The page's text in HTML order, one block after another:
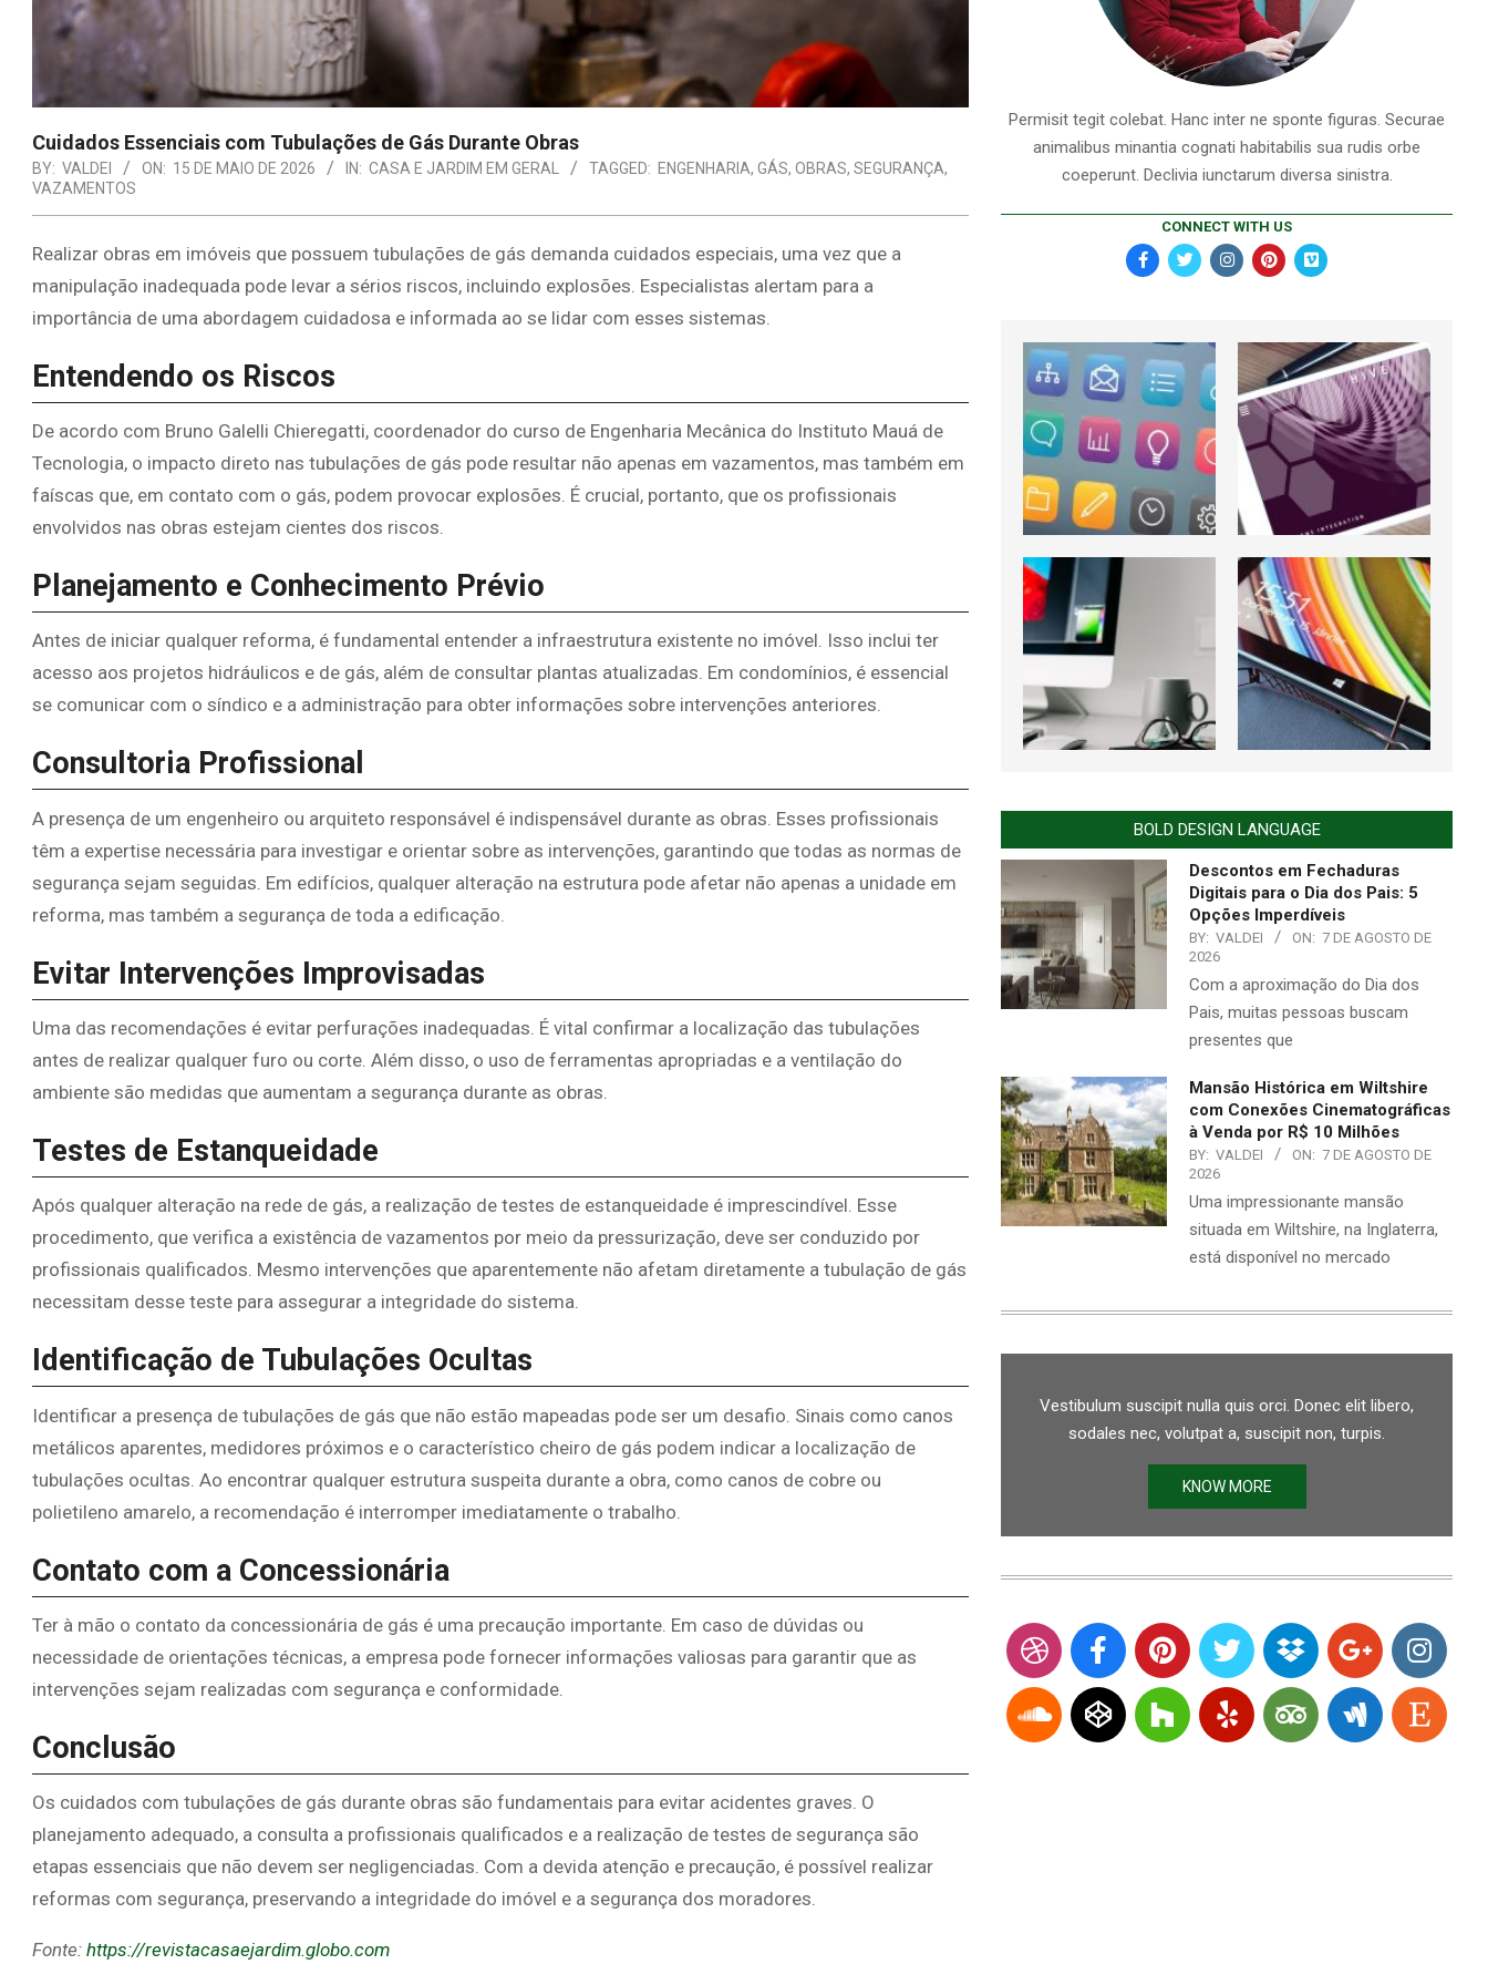
Cuidados Essenciais com Tubulações de Gás Durante Obras
BY: VALDEI ON: 15 DE MAIO DE 2026 IN: CASA E JARDIM EM GERAL TAGGED: ENGENHARIA, GÁS, OBRAS, SEGURANÇA,
VAZAMENTOS
Realizar obras em imóveis que possuem tubulações de gás demanda cuidados especiais, uma vez que a
manipulação inadequada pode levar a sérios riscos, incluindo explosões. Especialistas alertam para a
importância de uma abordagem cuidadosa e informada ao se lidar com esses sistemas.
Entendendo os Riscos
De acordo com Bruno Galelli Chieregatti, coordenador do curso de Engenharia Mecânica do Instituto Mauá de
Tecnologia, o impacto direto nas tubulações de gás pode resultar não apenas em vazamentos, mas também em
faíscas que, em contato com o gás, podem provocar explosões. É crucial, portanto, que os profissionais
envolvidos nas obras estejam cientes dos riscos.
Planejamento e Conhecimento Prévio
Antes de iniciar qualquer reforma, é fundamental entender a infraestrutura existente no imóvel. Isso inclui ter
acesso aos projetos hidráulicos e de gás, além de consultar plantas atualizadas. Em condomínios, é essencial
se comunicar com o síndico e a administração para obter informações sobre intervenções anteriores.
Consultoria Profissional
A presença de um engenheiro ou arquiteto responsável é indispensável durante as obras. Esses profissionais
têm a expertise necessária para investigar e orientar sobre as intervenções, garantindo que todas as normas de
segurança sejam seguidas. Em edifícios, qualquer alteração na estrutura pode afetar não apenas a unidade em
reforma, mas também a segurança de toda a edificação.
Evitar Intervenções Improvisadas
Uma das recomendações é evitar perfurações inadequadas. É vital confirmar a localização das tubulações
antes de realizar qualquer furo ou corte. Além disso, o uso de ferramentas apropriadas e a ventilação do
ambiente são medidas que aumentam a segurança durante as obras.
Testes de Estanqueidade
Após qualquer alteração na rede de gás, a realização de testes de estanqueidade é imprescindível. Esse
procedimento, que verifica a existência de vazamentos por meio da pressurização, deve ser conduzido por
profissionais qualificados. Mesmo intervenções que aparentemente não afetam diretamente a tubulação de gás
necessitam desse teste para assegurar a integridade do sistema.
Identificação de Tubulações Ocultas
Identificar a presença de tubulações de gás que não estão mapeadas pode ser um desafio. Sinais como canos
metálicos aparentes, medidores próximos e o característico cheiro de gás podem indicar a localização de
tubulações ocultas. Ao encontrar qualquer estrutura suspeita durante a obra, como canos de cobre ou
polietileno amarelo, a recomendação é interromper imediatamente o trabalho.
Contato com a Concessionária
Ter à mão o contato da concessionária de gás é uma precaução importante. Em caso de dúvidas ou
necessidade de orientações técnicas, a empresa pode fornecer informações valiosas para garantir que as
intervenções sejam realizadas com segurança e conformidade.
Conclusão
Os cuidados com tubulações de gás durante obras são fundamentais para evitar acidentes graves. O
planejamento adequado, a consulta a profissionais qualificados e a realização de testes de segurança são
etapas essenciais que não devem ser negligenciadas. Com a devida atenção e precaução, é possível realizar
reformas com segurança, preservando a integridade do imóvel e a segurança dos moradores.
Fonte: https://revistacasaejardim.globo.com
Permisit tegit colebat. Hanc inter ne sponte figuras. Securae
animalibus minantia cognati habitabilis sua rudis orbe
coeperunt. Declivia iunctarum diversa sinistra.
CONNECT WITH US
BOLD DESIGN LANGUAGE
Descontos em Fechaduras
Digitais para o Dia dos Pais: 5
Opções Imperdíveis
BY: VALDEI ON: 7 DE AGOSTO DE
2026
Com a aproximação do Dia dos
Pais, muitas pessoas buscam
presentes que
Mansão Histórica em Wiltshire
com Conexões Cinematográficas
à Venda por R$ 10 Milhões
BY: VALDEI ON: 7 DE AGOSTO DE
2026
Uma impressionante mansão
situada em Wiltshire, na Inglaterra,
está disponível no mercado
Vestibulum suscipit nulla quis orci. Donec elit libero,
sodales nec, volutpat a, suscipit non, turpis.
KNOW MORE